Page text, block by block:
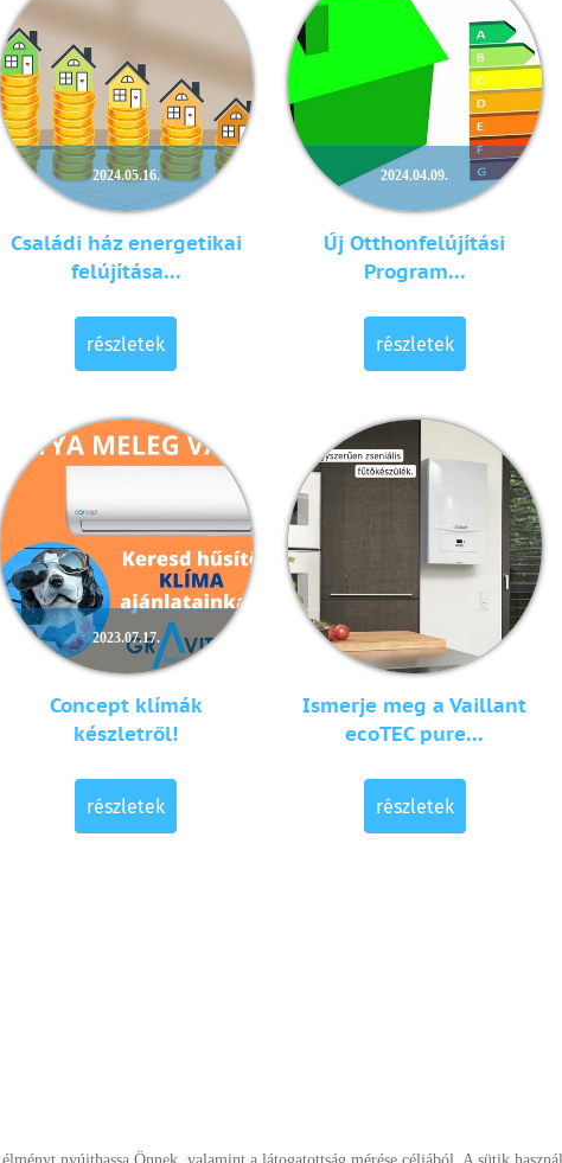
2024.05.16.
Családi ház energetikai
felújítása...
részletek
2024.04.09.
Új Otthonfelújítási
Program...
részletek
2023.07.17.
Concept klímák
készletről!
részletek
Ismerje meg a Vaillant
ecoTEC pure...
részletek